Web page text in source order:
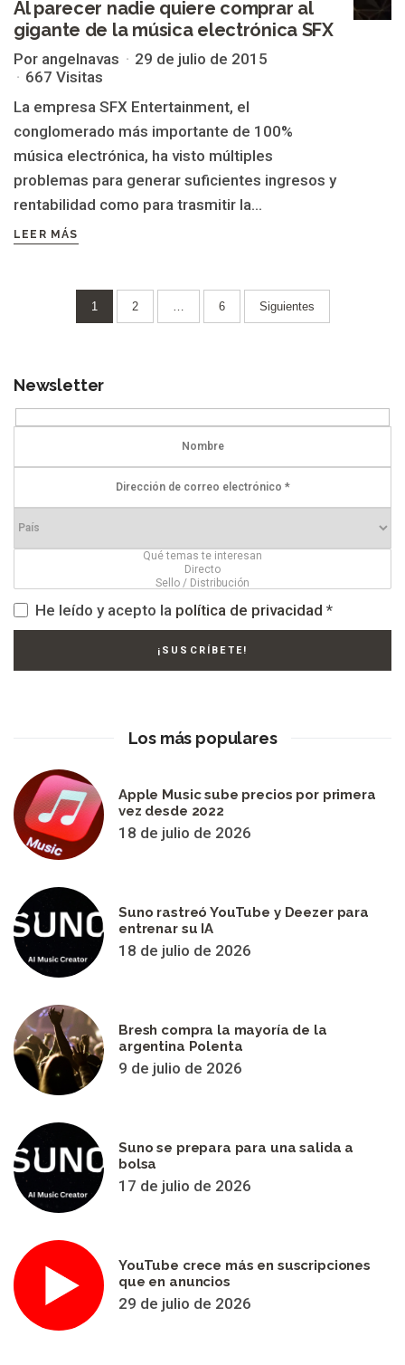
Al parecer nadie quiere comprar al
gigante de la música electrónica SFX
Por angelnavas
29 de julio de 2015
667 Visitas
La empresa SFX Entertainment, el
conglomerado más importante de 100%
música electrónica, ha visto múltiples
problemas para generar suficientes ingresos y
rentabilidad como para trasmitir la...
LEER MÁS
Paginación
entradas
1 2 … 6 Siguientes
Newsletter
He leído y acepto la política de privacidad *
Los más populares
Apple Music sube precios por primera
vez desde 2022
18 de julio de 2026
Suno rastreó YouTube y Deezer para
entrenar su IA
18 de julio de 2026
Bresh compra la mayoría de la
argentina Polenta
9 de julio de 2026
Suno se prepara para una salida a
bolsa
17 de julio de 2026
YouTube crece más en suscripciones
que en anuncios
29 de julio de 2026